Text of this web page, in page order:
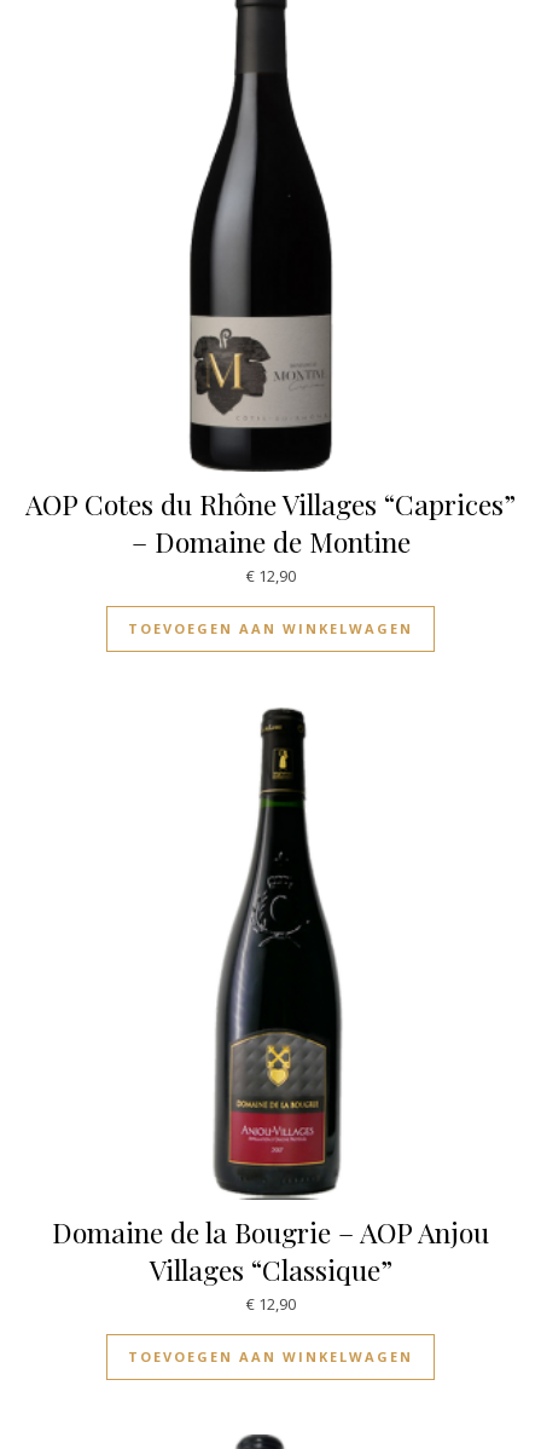
AOP Cotes du Rhône Villages “Caprices”
– Domaine de Montine
€12,90
TOEVOEGEN AAN WINKELWAGEN
Domaine de la Bougrie – AOP Anjou
Villages “Classique”
€12,90
TOEVOEGEN AAN WINKELWAGEN